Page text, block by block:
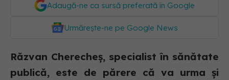
Adaugă-ne ca sursă preferată în Google
Urmărește-ne pe Google News
Răzvan Cherecheș, specialist în sănătate
publică, este de părere că va urma și